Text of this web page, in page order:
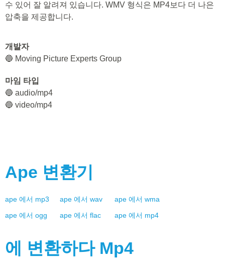
수 있어 잘 알려져 있습니다. WMV 형식은 MP4보다 더 나은
압축을 제공합니다.
개발자
🔵 Moving Picture Experts Group
마임 타입
🔵 audio/mp4
🔵 video/mp4
Ape 변환기
ape 에서 mp3 ape 에서 wav ape 에서 wma
ape 에서 ogg ape 에서 flac ape 에서 mp4
에 변환하다 Mp4